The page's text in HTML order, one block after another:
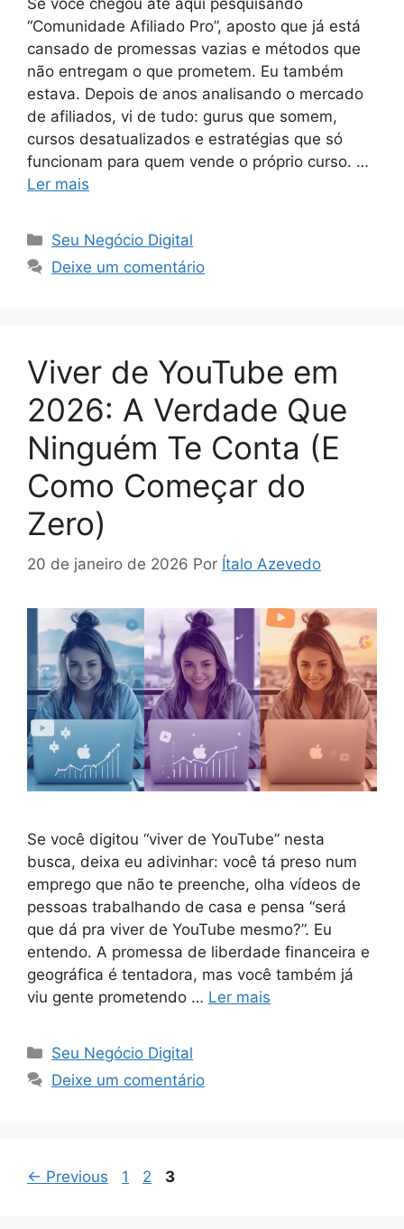
Se você chegou até aqui pesquisando
“Comunidade Afiliado Pro”, aposto que já está
cansado de promessas vazias e métodos que
não entregam o que prometem. Eu também
estava. Depois de anos analisando o mercado
de afiliados, vi de tudo: gurus que somem,
cursos desatualizados e estratégias que só
funcionam para quem vende o próprio curso. …
Ler mais
Categorias
Seu Negócio Digital
Deixe um comentário
Viver de YouTube em
2026: A Verdade Que
Ninguém Te Conta (E
Como Começar do
Zero)
20 de janeiro de 2026 Por Ítalo Azevedo
Se você digitou “viver de YouTube” nesta
busca, deixa eu adivinhar: você tá preso num
emprego que não te preenche, olha vídeos de
pessoas trabalhando de casa e pensa “será
que dá pra viver de YouTube mesmo?”. Eu
entendo. A promessa de liberdade financeira e
geográfica é tentadora, mas você também já
viu gente prometendo … Ler mais
Categorias
Seu Negócio Digital
Deixe um comentário
← Previous Page
1 Page
2 Page
3